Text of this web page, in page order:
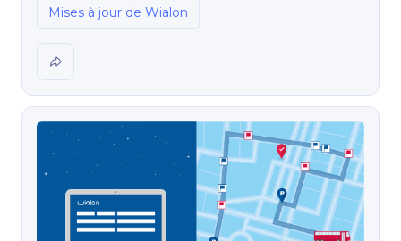
Mises à jour de Wialon